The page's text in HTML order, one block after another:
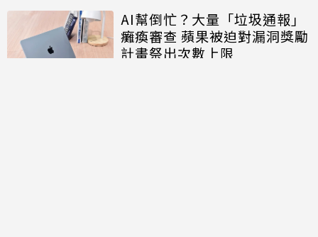
AI幫倒忙？大量「垃圾通報」
癱瘓審查 蘋果被迫對漏洞獎勵
計畫祭出次數上限